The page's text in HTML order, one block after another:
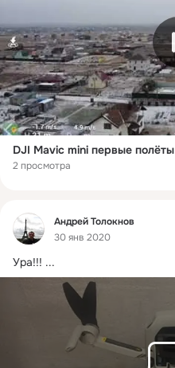
DJI Mavic mini первые полёты
2 просмотра
Фид
Андрей Толокнов
30 янв 2020
Ура!!! ...